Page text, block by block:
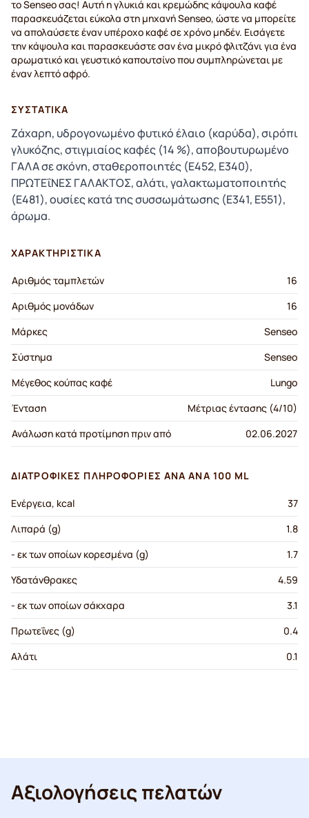
το Senseo σας! Αυτή η γλυκιά και κρεμώδης κάψουλα καφέ
παρασκευάζεται εύκολα στη μηχανή Senseo, ώστε να μπορείτε
να απολαύσετε έναν υπέροχο καφέ σε χρόνο μηδέν. Εισάγετε
την κάψουλα και παρασκευάστε σαν ένα μικρό φλιτζάνι για ένα
αρωματικό και γευστικό καπουτσίνο που συμπληρώνεται με
έναν λεπτό αφρό.
ΣΥΣΤΑΤΙΚΆ
Ζάχαρη, υδρογονωμένο φυτικό έλαιο (καρύδα), σιρόπι
γλυκόζης, στιγμιαίος καφές (14 %), αποβουτυρωμένο
ΓΑΛΑ σε σκόνη, σταθεροποιητές (E452, E340),
ΠΡΩΤΕΐΝΕΣ ΓΑΛΑΚΤΟΣ, αλάτι, γαλακτωματοποιητής
(E481), ουσίες κατά της συσσωμάτωσης (E341, E551),
άρωμα.
ΧΑΡΑΚΤΗΡΙΣΤΙΚΆ
Αριθμός ταμπλετών
16
Αριθμός μονάδων
16
Μάρκες
Senseo
Σύστημα
Senseo
Μέγεθος κούπας καφέ
Lungo
Ένταση
Μέτριας έντασης (4/10)
Ανάλωση κατά προτίμηση πριν από
02.06.2027
ΔΙΑΤΡΟΦΙΚΈΣ ΠΛΗΡΟΦΟΡΊΕΣ ΑΝΆ ΑΝΆ 100 ML
Ενέργεια, kcal
37
Λιπαρά (g)
1.8
- εκ των οποίων κορεσμένα (g)
1.7
Υδατάνθρακες
4.59
- εκ των οποίων σάκχαρα
3.1
Πρωτεΐνες (g)
0.4
Αλάτι
0.1
Αξιολογήσεις πελατών